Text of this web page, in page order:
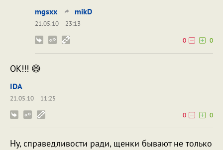
mgsxx mikD
21.05.10
23:13
0
0
ОК!!! 😄
IDA
21.05.10
11:25
0
0
Ну, справедливости ради, щенки бывают не только